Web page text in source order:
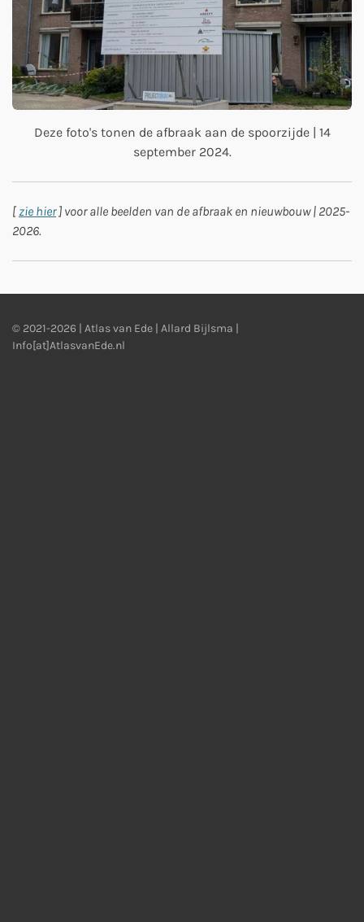
Deze foto's tonen de afbraak aan de spoorzijde | 14
september 2024.
[ zie hier] voor alle beelden van de afbraak en nieuwbouw | 2025-
2026.
© 2021-2026 | Atlas van Ede | Allard Bijlsma |
Info[at]AtlasvanEde.nl